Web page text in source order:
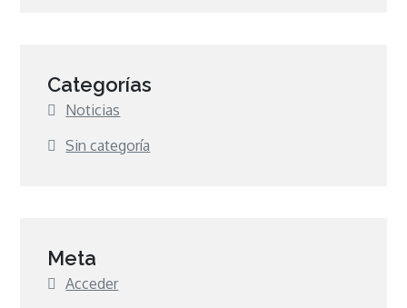
Categorías
Noticias
Sin categoría
Meta
Acceder